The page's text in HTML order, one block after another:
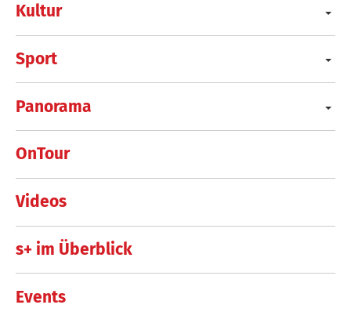
Kultur
Sport
Panorama
OnTour
Videos
s+ im Überblick
Events